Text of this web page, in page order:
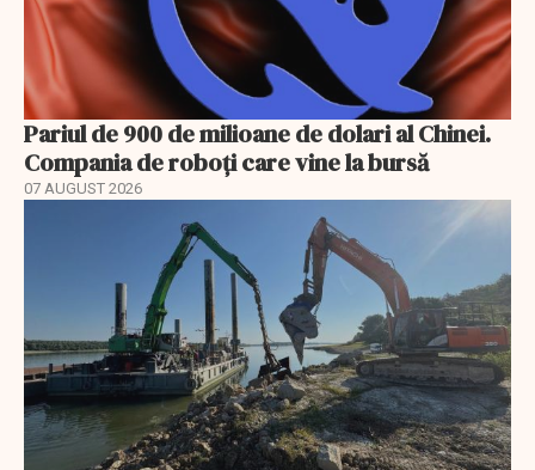
Pariul de 900 de milioane de dolari al Chinei.
Compania de roboți care vine la bursă
07 AUGUST 2026